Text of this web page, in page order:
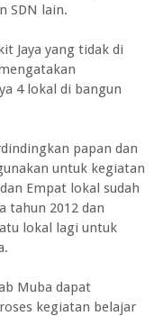
SDN lain.
Jaya yang tidak di
4 lokal di bangun
papan dan
untuk kegiatan
Empat lokal sudah
tahun 2012 dan
lokal lagi untuk
Muba dapat
kegiatan belajar